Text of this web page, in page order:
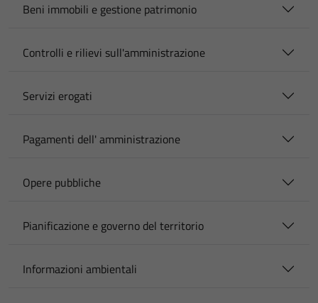
Beni immobili e gestione patrimonio
Controlli e rilievi sull'amministrazione
Servizi erogati
Pagamenti dell' amministrazione
Opere pubbliche
Pianificazione e governo del territorio
Informazioni ambientali